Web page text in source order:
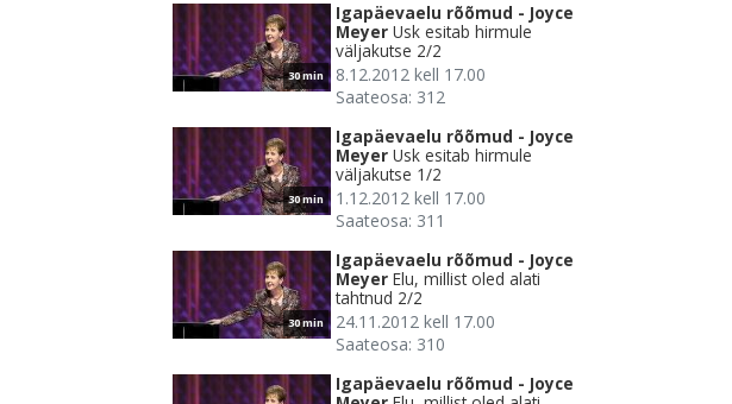
30 min
Igapäevaelu rõõmud - Joyce
Meyer Usk esitab hirmule
väljakutse 2/2
8.12.2012 kell 17.00
Saateosa: 312
30 min
Igapäevaelu rõõmud - Joyce
Meyer Usk esitab hirmule
väljakutse 1/2
1.12.2012 kell 17.00
Saateosa: 311
30 min
Igapäevaelu rõõmud - Joyce
Meyer Elu, millist oled alati
tahtnud 2/2
24.11.2012 kell 17.00
Saateosa: 310
Igapäevaelu rõõmud - Joyce